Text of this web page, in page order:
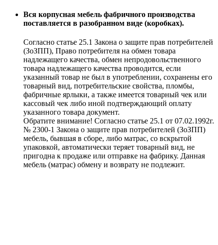
Вся корпусная мебель фабричного производства
поставляется в разобранном виде (коробках).
Согласно статье 25.1 Закона о защите прав потребителей
(ЗоЗПП), Право потребителя на обмен товара
надлежащего качества, обмен непродовольственного
товара надлежащего качества проводится, если
указанный товар не был в употреблении, сохранены его
товарный вид, потребительские свойства, пломбы,
фабричные ярлыки, а также имеется товарный чек или
кассовый чек либо иной подтверждающий оплату
указанного товара документ.
Обратите внимание! Согласно статье 25.1 от 07.02.1992г.
№ 2300-1 Закона о защите прав потребителей (ЗоЗПП)
мебель, бывшая в сборе, либо матрас, со вскрытой
упаковкой, автоматически теряет товарный вид, не
пригодна к продаже или отправке на фабрику. Данная
мебель (матрас) обмену и возврату не подлежит.